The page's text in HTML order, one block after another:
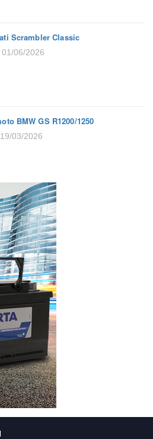
Scrambler Classic
01/06/2026
BMW GS R1200/1250
19/03/2026